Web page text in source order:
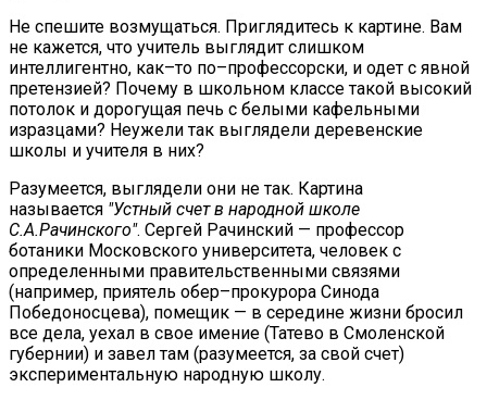
Не спешите возмущаться. Приглядитесь к картине. Вам
не кажется, что учитель выглядит слишком
интеллигентно, как–то по–профессорски, и одет с явной
претензией? Почему в школьном классе такой высокий
потолок и дорогущая печь с белыми кафельными
изразцами? Неужели так выглядели деревенские
школы и учителя в них?
Разумеется, выглядели они не так. Картина
называется "Устный счет в народной школе
С.А.Рачинского". Сергей Рачинский — профессор
ботаники Московского университета, человек с
определенными правительственными связями
(например, приятель обер–прокурора Синода
Победоносцева), помещик — в середине жизни бросил
все дела, уехал в свое имение (Татево в Смоленской
губернии) и завел там (разумеется, за свой счет)
экспериментальную народную школу.